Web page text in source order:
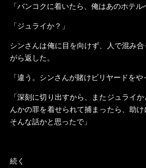
「バンコクに着いたら、俺はあのホテル
「ジュライか？」
シンさんは俺に目を向けず、人で混み
がら返した。
「違う。シンさんが賭けビリヤードをや
「深刻に切り出すから、またジュライ
んかの罪を着せられて捕まったら、助け
そんな話かと思ったで」
続く